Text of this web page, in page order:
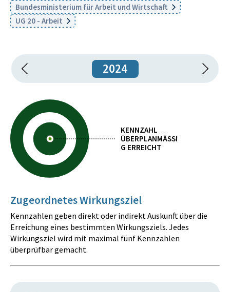
Bundesministerium für Arbeit und Wirtschaft
UG 20 - Arbeit
2024
KENNZAHL
ÜBERPLANMÄSSIG
ERREICHT
Zugeordnetes Wirkungsziel
Kennzahlen geben direkt oder indirekt Auskunft über die
Erreichung eines bestimmten Wirkungsziels. Jedes
Wirkungsziel wird mit maximal fünf Kennzahlen
überprüfbar gemacht.